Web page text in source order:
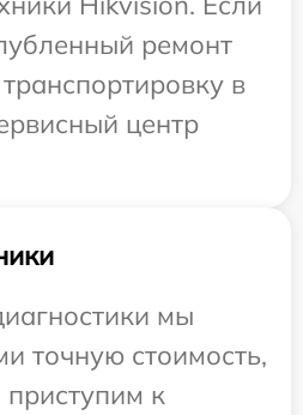
ремонт
в
центр
мы
точную стоимость,
к